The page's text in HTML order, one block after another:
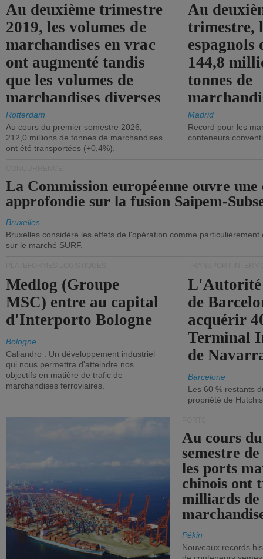
Au deuxième trimestre
2019, les volumes de
marchandises en vrac
ont augmenté tandis
que les volumes de
marchandises diverses
ont diminué.
Rotterdam
Au cours du premier semestre 2026,
212,0 millions de tonnes de marchandises
ont été transportées (+0,4%).
Au
trimestre,
144,8
tonnes de
(+2,9%).
Madrid
Record pour les
conteneurs
La Commission européenne ouvre une
approfondie sur la fusion Saipem-
Bruxelles
Bruxelles considère les effets de l'opération comme
sur le marché SURF.
Medlog (Groupe
MSC) entre au capital
d'Interporto Bologne
Bologne
Caliandro : Un développement industriel
qui nous permettra d'atteindre nos
objectifs en matière de trafic de
marchandises ferroviaires.
de
acquérir
Terminal
de
Barcelone
Les 60 % restants
propriété de
Au cours
semestre
les ports
chinois ont
milliards de
Pékin
Nouveaux records